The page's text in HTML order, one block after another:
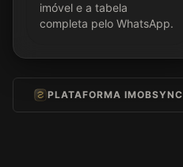
imóvel e a tabela
completa pelo WhatsApp.
PLATAFORMA IMOBSYNC